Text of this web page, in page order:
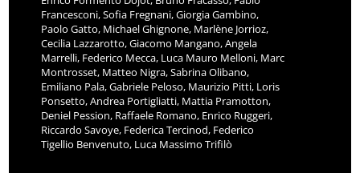
Francesconi, Sofia Fregnani, Giorgia Gambino,
Paolo Gatto, Michael Ghignone, Marlène Jorrioz,
Cecilia Lazzarotto, Giacomo Mangano, Angela
Marrelli, Federico Mecca, Luca Mauro Melloni, Marc
Montrosset, Matteo Nigra, Sabrina Olibano,
Emiliano Pala, Gabriele Peloso, Maurizio Pitti, Loris
Ponsetto, Andrea Portigliatti, Mattia Pramotton,
Deniel Pession, Raffaele Romano, Enrico Ruggeri,
Riccardo Savoye, Federica Tercinod, Federico
Tigellio Benvenuto, Luca Massimo Trifilò